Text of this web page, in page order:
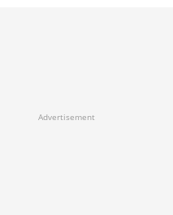
Advertisement